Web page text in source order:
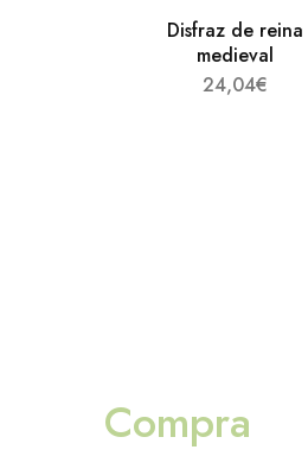
Disfraz de reina
medieval
24,04€
Compra